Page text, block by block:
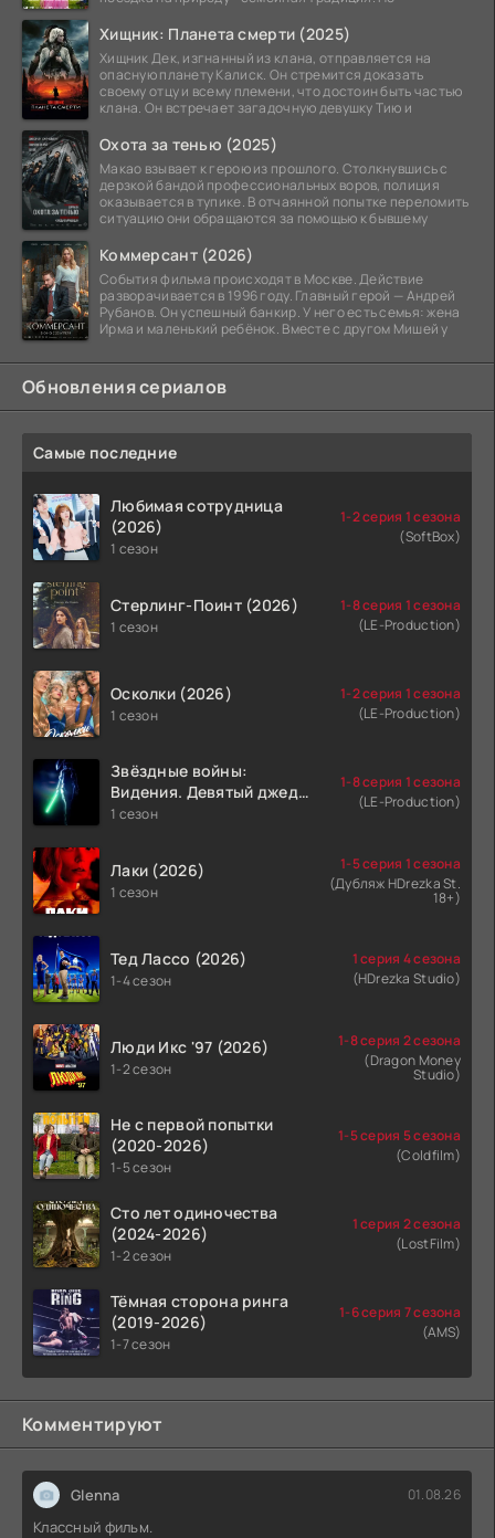
Хищник: Планета смерти (2025)
Хищник Дек, изгнанный из клана, отправляется на
опасную планету Калиск. Он стремится доказать
своему отцу и всему племени, что достоин быть частью
клана. Он встречает загадочную девушку Тию и
Охота за тенью (2025)
Макао взывает к герою из прошлого. Столкнувшись с
дерзкой бандой профессиональных воров, полиция
оказывается в тупике. В отчаянной попытке переломить
ситуацию они обращаются за помощью к бывшему
Коммерсант (2026)
События фильма происходят в Москве. Действие
разворачивается в 1996 году. Главный герой — Андрей
Рубанов. Он успешный банкир. У него есть семья: жена
Ирма и маленький ребёнок. Вместе с другом Мишей у
Обновления сериалов
Самые последние
Любимая сотрудница
(2026)
1 сезон
1-2 серия 1 сезона
(SoftBox)
Стерлинг-Поинт (2026)
1 сезон
1-8 серия 1 сезона
(LE-Production)
Осколки (2026)
1 сезон
1-2 серия 1 сезона
(LE-Production)
Звёздные войны:
Видения. Девятый джедай
(2026)
1 сезон
1-8 серия 1 сезона
(LE-Production)
Лаки (2026)
1 сезон
1-5 серия 1 сезона
(Дубляж HDrezka St.
18+)
Тед Лассо (2026)
1-4 сезон
1 серия 4 сезона
(HDrezka Studio)
Люди Икс '97 (2026)
1-2 сезон
1-8 серия 2 сезона
(Dragon Money
Studio)
Не с первой попытки
(2020-2026)
1-5 сезон
1-5 серия 5 сезона
(Coldfilm)
Сто лет одиночества
(2024-2026)
1-2 сезон
1 серия 2 сезона
(LostFilm)
Тёмная сторона ринга
(2019-2026)
1-7 сезон
1-6 серия 7 сезона
(AMS)
Комментируют
Glenna 01.08.26
Классный фильм.